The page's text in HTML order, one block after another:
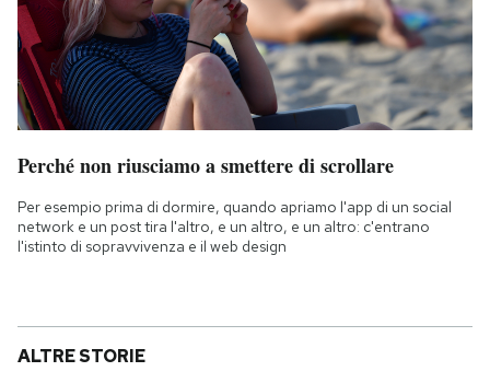
Perché non riusciamo a smettere di scrollare
Per esempio prima di dormire, quando apriamo l'app di un social
network e un post tira l'altro, e un altro, e un altro: c'entrano
l'istinto di sopravvivenza e il web design
ALTRE STORIE